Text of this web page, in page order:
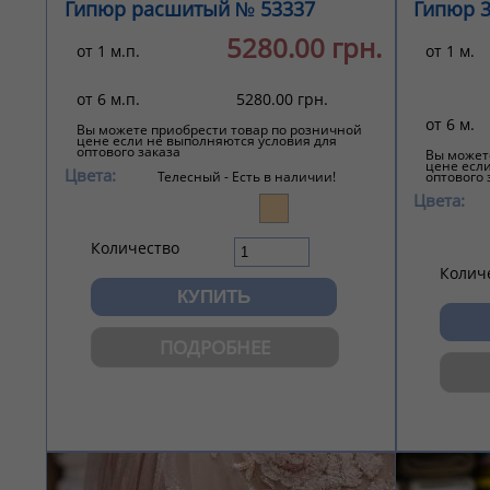
Гипюр расшитый № 53337
от 1 м.п. 5280.00 грн.
от 6 м.п. 5280.00 грн.
Вы можете приобрести товар по розничной
цене если не выполняются условия для
оптового заказа
Цвета: Телесный - Есть в наличии!
Количество
Гипюр
от 1 м.
от 6 м.
Вы
цене
оптового
Цвета: